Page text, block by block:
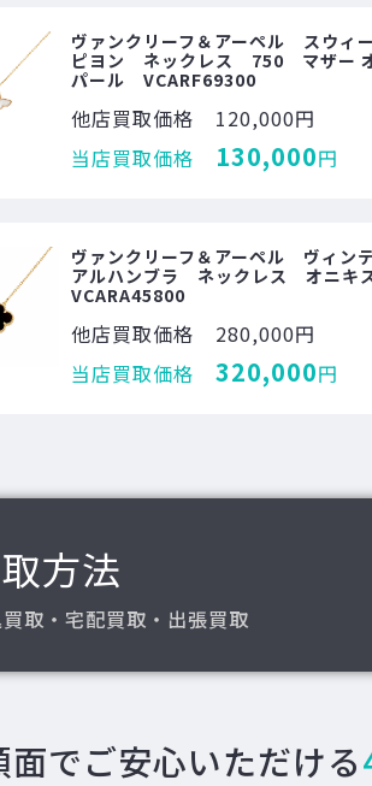
ヴァンクリーフ＆アーペル スウィ
ピヨン ネックレス 750 マザー
パール VCARF69300
他店買取価格
120,000円
当店買取価格
130,000円
ヴァンクリーフ＆アーペル ヴィン
アルハンブラ ネックレス オニキ
VCARA45800
他店買取価格
280,000円
当店買取価格
320,000円
方法
取・宅配買取・出張買取
面でご安心いただける